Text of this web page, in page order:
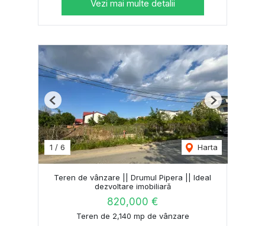
Vezi mai multe detalii
1 / 6 Harta
Previous Next
Teren de vânzare || Drumul Pipera || Ideal
dezvoltare imobiliară
820,000 €
Teren de 2,140 mp de vânzare